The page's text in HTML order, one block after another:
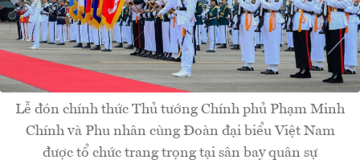
Lễ đón chính thức Thủ tướng Chính phủ Phạm Minh
Chính và Phu nhân cùng Đoàn đại biểu Việt Nam
được tổ chức trang trọng tại sân bay quân sự